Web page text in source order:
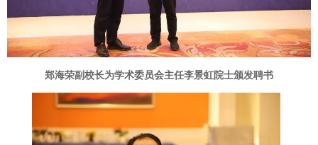
郑海荣副校长为学术委员会主任李景虹院士颁发聘书